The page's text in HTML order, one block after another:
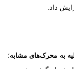
داد.
به محرک‌هاى مشابه؛